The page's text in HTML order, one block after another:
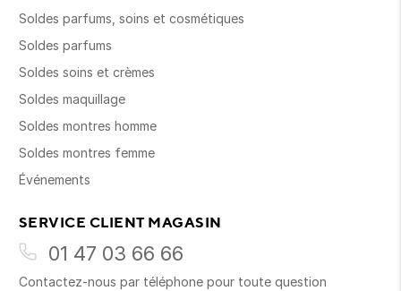
Soldes parfums, soins et cosmétiques
Soldes parfums
Soldes soins et crèmes
Soldes maquillage
Soldes montres homme
Soldes montres femme
Événements
SERVICE CLIENT MAGASIN
01 47 03 66 66
Contactez-nous par téléphone pour toute question